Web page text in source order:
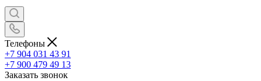
Телефоны
+7 904 031 43 91
+7 900 479 49 13
Заказать звонок